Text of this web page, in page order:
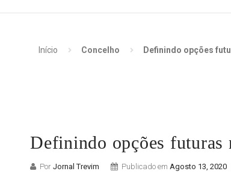
Início Concelho Definindo opções
Definindo opções futuras
Por Jornal Trevim Publicado em Agosto 13, 2020